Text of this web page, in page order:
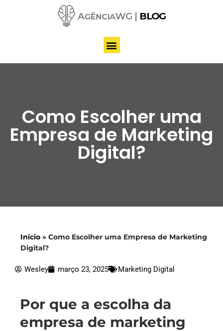
conteúdo
Como Escolher uma
Empresa de Marketing
Digital?
Início » Como Escolher uma Empresa de Marketing
Digital?
Wesley março 23, 2025 Marketing Digital
Por que a escolha da
empresa de marketing